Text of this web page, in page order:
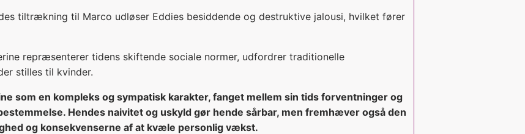
tiltrækning til Marco udløser Eddies besiddende og destruktive jalousi, hvilket fører
repræsenterer tidens skiftende sociale normer, udfordrer traditionelle
stilles til kvinder.
som en kompleks og sympatisk karakter, fanget mellem sin tids forventninger og
Hendes naivitet og uskyld gør hende sårbar, men fremhæver også den
og konsekvenserne af at kvæle personlig vækst.